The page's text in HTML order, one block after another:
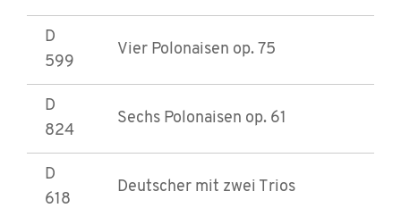
D
599
Vier Polonaisen op. 75
D
824
Sechs Polonaisen op. 61
D
618
Deutscher mit zwei Trios